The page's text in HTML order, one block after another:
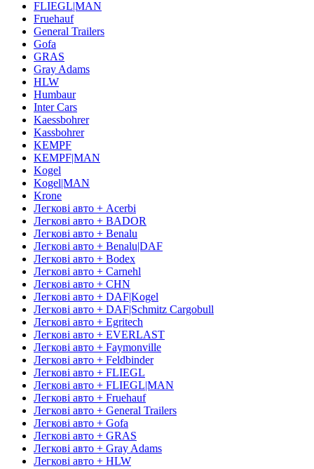
FLIEGL|MAN
Fruehauf
General Trailers
Gofa
GRAS
Gray Adams
HLW
Humbaur
Inter Cars
Kaessbohrer
Kassbohrer
KEMPF
KEMPF|MAN
Kogel
Kogel|MAN
Krone
Легкові авто + Acerbi
Легкові авто + BADOR
Легкові авто + Benalu
Легкові авто + Benalu|DAF
Легкові авто + Bodex
Легкові авто + Carnehl
Легкові авто + CHN
Легкові авто + DAF|Kogel
Легкові авто + DAF|Schmitz Cargobull
Легкові авто + Egritech
Легкові авто + EVERLAST
Легкові авто + Faymonville
Легкові авто + Feldbinder
Легкові авто + FLIEGL
Легкові авто + FLIEGL|MAN
Легкові авто + Fruehauf
Легкові авто + General Trailers
Легкові авто + Gofa
Легкові авто + GRAS
Легкові авто + Gray Adams
Легкові авто + HLW